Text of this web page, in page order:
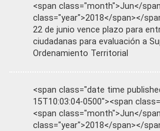
<span class="month">Jun</
class="year">2018</span></
22 de junio vence plazo para
ciudadanas para evaluación a
Ordenamiento Territorial
<span class="date time
15T10:03:04-0500"><span
<span class="month">Jun</
class="year">2018</span></